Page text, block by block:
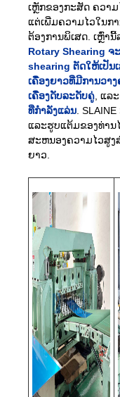
ເຫຼັກຂອງກະສັດ ຄວາມ
ແຕ່ເພີ່ມຄວາມໄວໃນກ
ຕ້ອງການພິເສດ. ເຫຼົ່າ
Rotary Shearing ຈ
shearing ຕັດໃຫ້ເປັນ
ເຄື່ອງຍາວທີ່ມີການວາງ
ເຄື່ອງດັບລະດັບຄູ່ , ແລະ
ທີ່ກໍາລັງແລ່ນ .
ແລະຮູບແຕ້ມຂອງທ່ານ
ສະຫນອງຄວາມໄວສູງ
ຍາວ.